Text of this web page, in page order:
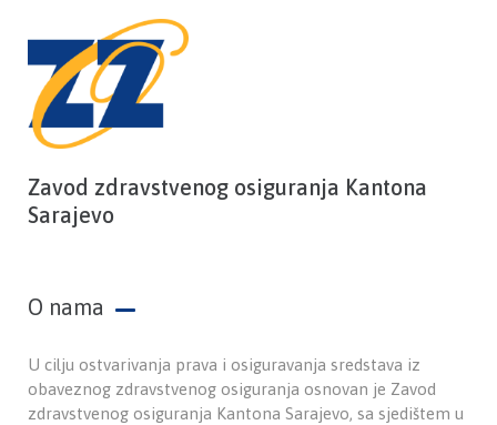
Zavod zdravstvenog osiguranja Kantona
Sarajevo
O nama
U cilju ostvarivanja prava i osiguravanja sredstava iz
obaveznog zdravstvenog osiguranja osnovan je Zavod
zdravstvenog osiguranja Kantona Sarajevo, sa sjedištem u